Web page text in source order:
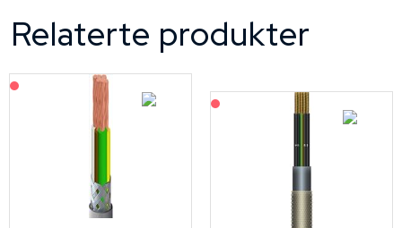
Relaterte produkter
På forespørsel
På forespørsel